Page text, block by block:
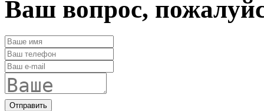
Ваш вопрос,
Отправить